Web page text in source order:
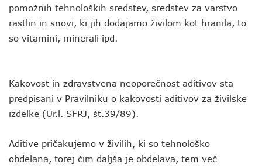
pomožnih tehnoloških sredstev, sredstev za varstvo
rastlin in snovi, ki jih dodajamo živilom kot hranila, to
so vitamini, minerali ipd.
Kakovost in zdravstvena neoporečnost aditivov sta
predpisani v Pravilniku o kakovosti aditivov za živilske
izdelke (Ur.l. SFRJ, št.39/89).
Aditive pričakujemo v živilih, ki so tehnološko
obdelana, torej čim daljša je obdelava, tem več